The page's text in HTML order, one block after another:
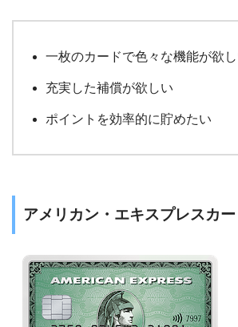
一枚のカードで色々な機能が欲
充実した補償が欲しい
ポイントを効率的に貯めたい
アメリカン・エキスプレスカー